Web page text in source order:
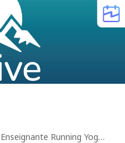
Running Yoga